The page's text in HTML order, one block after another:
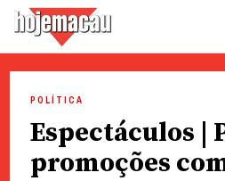
content
POLÍTICA
Espectáculos |
promoções